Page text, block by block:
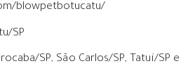
blowpetbotucatu/
SP
SP, São Carlos/SP, Tatuí/SP e